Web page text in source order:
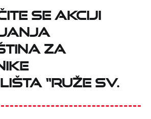
SE AKCIJI
ZA
“RUŽE SV.